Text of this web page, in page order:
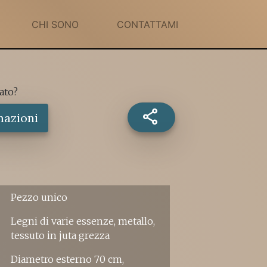
CHI SONO CONTATTAMI
share
Pezzo unico
Legni di varie essenze, metallo,
tessuto in juta grezza
Diametro esterno 70 cm,